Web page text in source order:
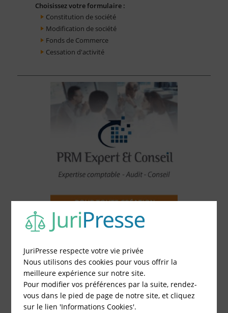
Choisissez votre formulaire :
Constitution de société
Modification de société
Fonds de Commerce
Cessation d'activité
Le Blog pour les Entreprises
Combien coûte un compte bancaire
professionne…
L’ouverture d’un compte bancaire professionnel …
Comment la RC pro couvre-t-elle les biens
JuriPresse respecte votre vie privée
Nous utilisons des cookies pour vous offrir la
meilleure expérience sur notre site.
Pour modifier vos préférences par la suite, rendez-
vous dans le pied de page de notre site, et cliquez
sur le lien 'Informations Cookies'.